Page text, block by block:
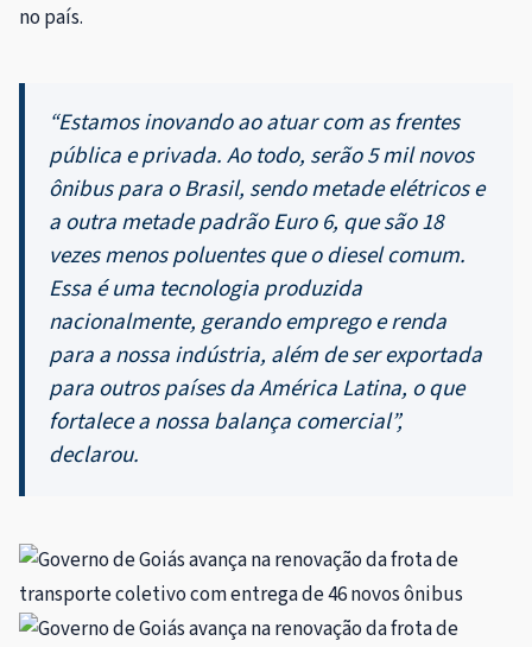
no país.
“Estamos inovando ao atuar com as frentes
pública e privada. Ao todo, serão 5 mil novos
ônibus para o Brasil, sendo metade elétricos e
a outra metade padrão Euro 6, que são 18
vezes menos poluentes que o diesel comum.
Essa é uma tecnologia produzida
nacionalmente, gerando emprego e renda
para a nossa indústria, além de ser exportada
para outros países da América Latina, o que
fortalece a nossa balança comercial”,
declarou.